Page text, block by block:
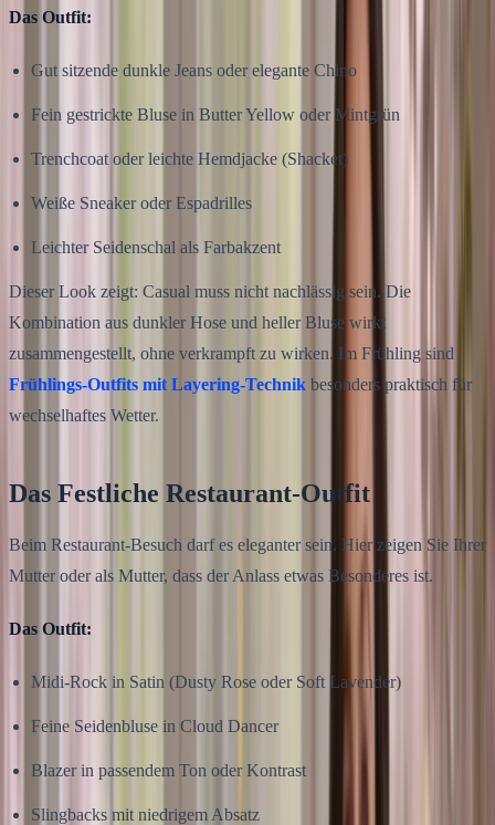
Das Outfit:
Gut sitzende dunkle Jeans oder elegante Chino
Fein gestrickte Bluse in Butter Yellow oder Mintgrün
Trenchcoat oder leichte Hemdjacke (Shacket)
Weiße Sneaker oder Espadrilles
Leichter Seidenschal als Farbakzent
Dieser Look zeigt: Casual muss nicht nachlässig sein. Die
Kombination aus dunkler Hose und heller Bluse wirkt
zusammengestellt, ohne verkrampft zu wirken. Im Frühling sind
Frühlings-Outfits mit Layering-Technik besonders praktisch für
wechselhaftes Wetter.
Das Festliche Restaurant-Outfit
Beim Restaurant-Besuch darf es eleganter sein. Hier zeigen Sie Ihrer
Mutter oder als Mutter, dass der Anlass etwas Besonderes ist.
Das Outfit:
Midi-Rock in Satin (Dusty Rose oder Soft Lavender)
Feine Seidenbluse in Cloud Dancer
Blazer in passendem Ton oder Kontrast
Slingbacks mit niedrigem Absatz